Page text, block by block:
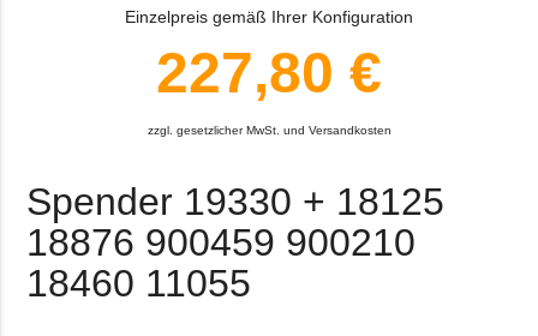
Einzelpreis gemäß Ihrer Konfiguration
227,80 €
zzgl. gesetzlicher MwSt. und Versandkosten
Spender 19330 + 18125
18876 900459 900210
18460 11055